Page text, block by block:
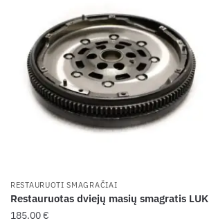
RESTAURUOTI SMAGRAČIAI
Restauruotas dviejų masių smagratis LUK
185.00€